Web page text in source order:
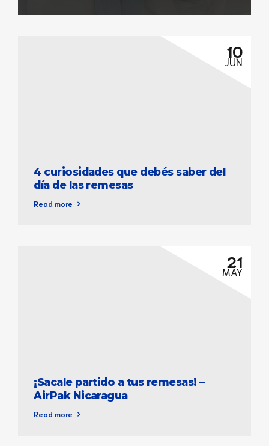
10
JUN
4 curiosidades que debés saber del
día de las remesas
Read more
21
MAY
¡Sacale partido a tus remesas! –
AirPak Nicaragua
Read more